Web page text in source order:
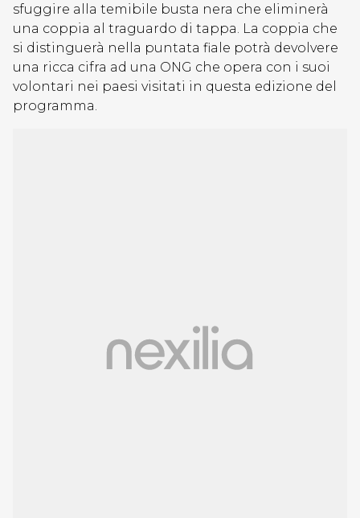
sfuggire alla temibile busta nera che eliminerà
una coppia al traguardo di tappa. La coppia che
si distinguerà nella puntata fiale potrà devolvere
una ricca cifra ad una ONG che opera con i suoi
volontari nei paesi visitati in questa edizione del
programma.